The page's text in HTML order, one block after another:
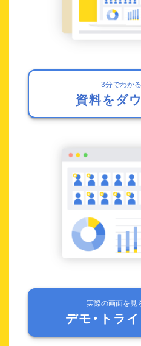
3分でわか
資料をダ
実際の画面を見
デモ・トラ